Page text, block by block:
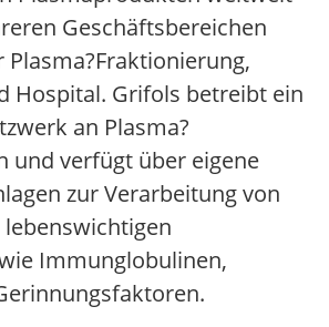
Geschäftsbereichen
Hospital. Grifols betreibt ein
an Plasma?
und verfügt über eigene
zur Verarbeitung von
Immunglobulinen,